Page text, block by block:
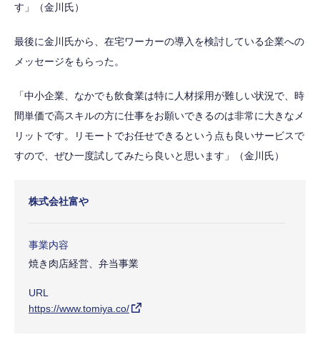
す」（金川氏）
最後に金川氏から、在宅ワーカーの導入を検討している企業への
メッセージをもらった。
「中小企業、なかでも飲食業は特に人材採用が難しい状況で、時
間単価で高スキルの方に仕事をお願いできるのは非常に大きなメ
リットです。リモートでお任せできるという点も良いサービスで
すので、ぜひ一度試してみたら良いと思います」（金川氏）
株式会社富や
事業内容
焼き肉店経営、弁当事業
URL
https://www.tomiya.co/